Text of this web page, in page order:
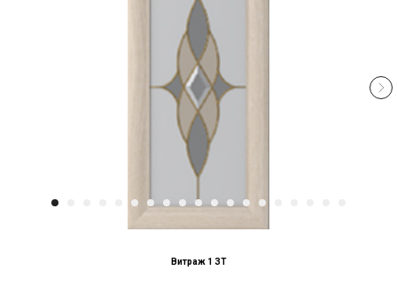
Витраж 1 ЗТ